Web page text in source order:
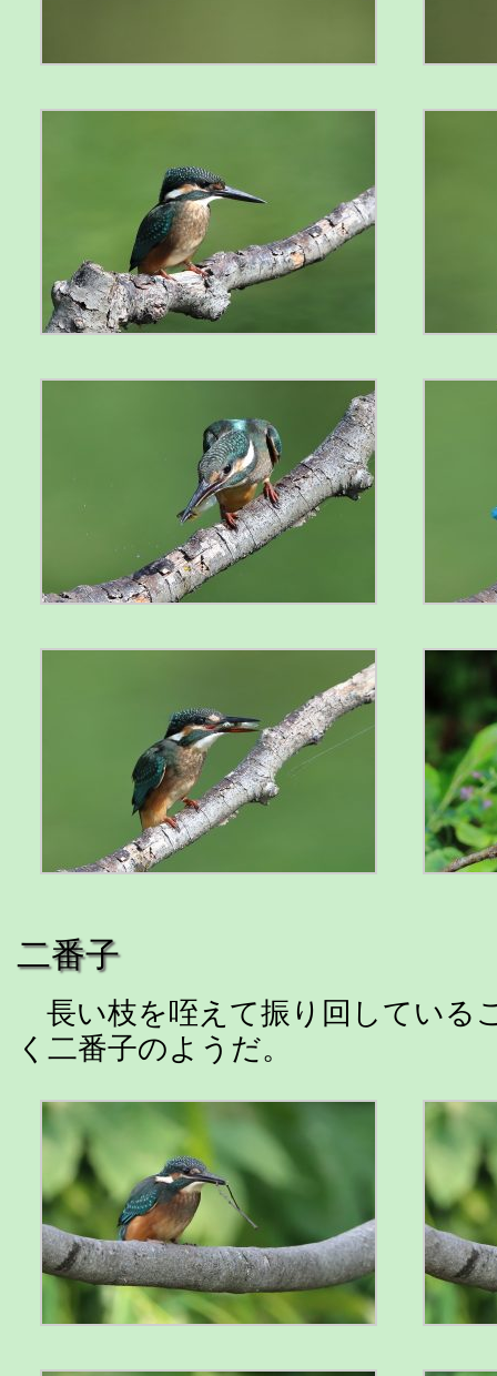
二番子
長い枝を咥えて振り回している
く二番子のようだ。